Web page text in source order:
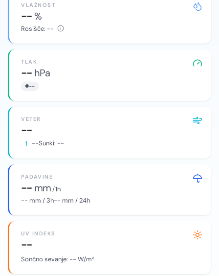
VLAŽNOST
--%
Rosišče: --
TLAK
-- hPa
--
VETER
--
--Sunki: --
PADAVINE
-- mm/ 1h
-- mm / 3h-- mm / 24h
UV INDEKS
--
Sončno sevanje: -- W/m²